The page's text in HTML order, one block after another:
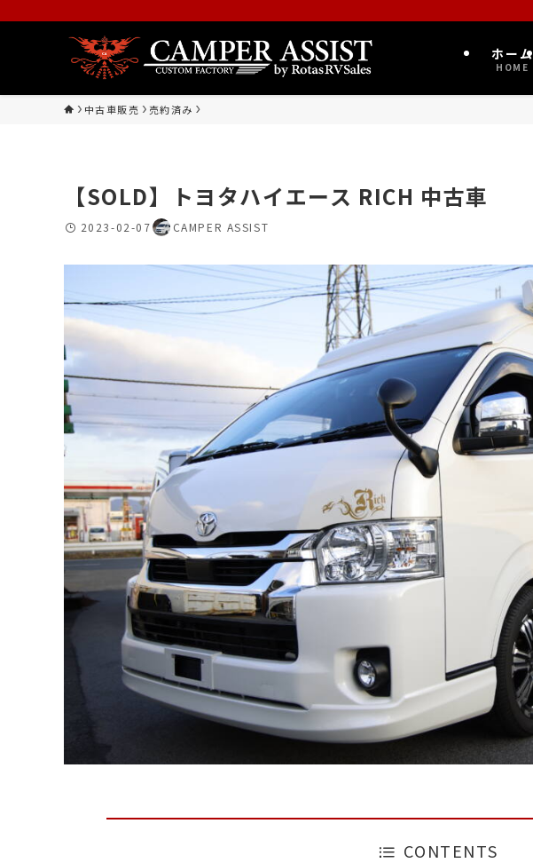
ホーム
HOME
中古車販売 売約済み
【SOLD】トヨタハイエース RICH 中古車
2023-02-07 CAMPER ASSIST
CONTENTS